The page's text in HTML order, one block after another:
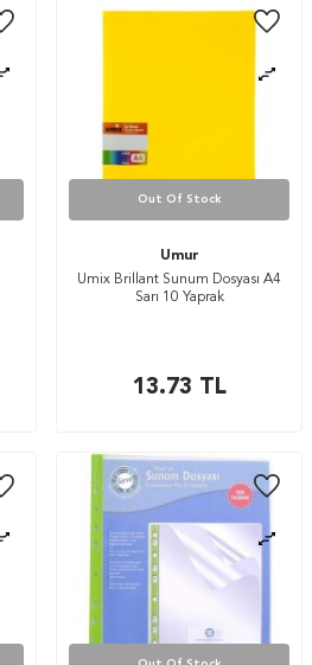
Out Of Stock
Umur
Umix Brillant Sunum Dosyası A4
Sarı 10 Yaprak
13.73 TL